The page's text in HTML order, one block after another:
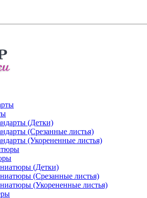
(Детки)
(Срезанные листья)
(Укорененные листья)
(Детки)
(Срезанные листья)
(Укорененные листья)